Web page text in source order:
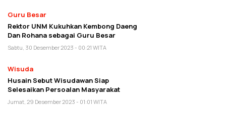
Guru Besar
Rektor UNM Kukuhkan Kembong Daeng
Dan Rohana sebagai Guru Besar
Sabtu, 30 Desember 2023 - 00:21 WITA
Wisuda
Husain Sebut Wisudawan Siap
Selesaikan Persoalan Masyarakat
Jumat, 29 Desember 2023 - 01:01 WITA